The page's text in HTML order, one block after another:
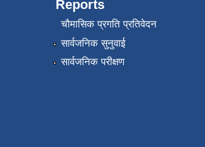
Reports
चौमासिक प्रगति प्रतिवेदन
सार्वजनिक सुनुवाई
सार्वजनिक परीक्षण